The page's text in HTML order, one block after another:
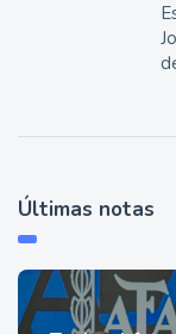
Últimas notas